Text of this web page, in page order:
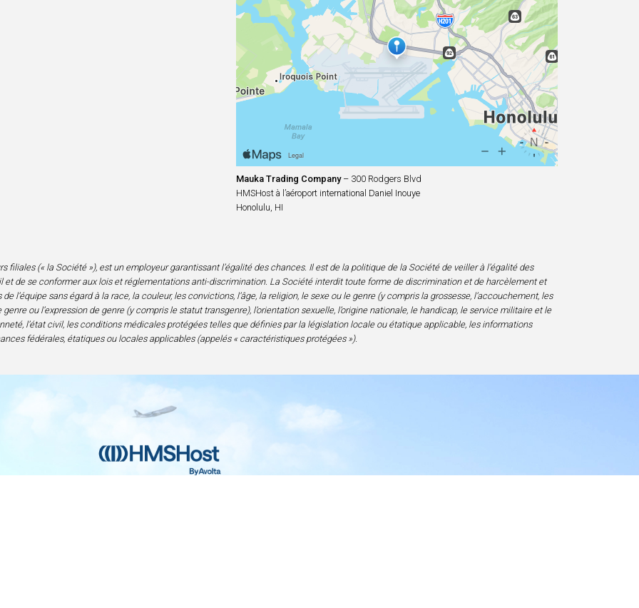
Mauka Trading Company– 300 Rodgers Blvd
HMSHost à l’aéroport international Daniel Inouye
Honolulu, HI
filiales (« la Société »), est un employeur garantissant l’égalité des chances. Il est de la politique de la Société de veiller à l’égalité des
et de se conformer aux lois et réglementations anti-discrimination. La Société interdit toute forme de discrimination et de harcèlement et
l’équipe sans égard à la race, la couleur, les convictions, l’âge, la religion, le sexe ou le genre (y compris la grossesse, l’accouchement, les
ou l’expression de genre (y compris le statut transgenre), l’orientation sexuelle, l’origine nationale, le handicap, le service militaire et le
l’état civil, les conditions médicales protégées telles que définies par la législation locale ou étatique applicable, les informations
fédérales, étatiques ou locales applicables (appelés « caractéristiques protégées »).